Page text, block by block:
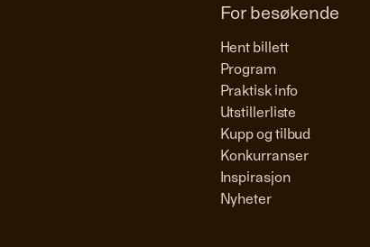
For besøkende
Hent billett
Program
Praktisk info
Utstillerliste
Kupp og tilbud
Konkurranser
Inspirasjon
Nyheter